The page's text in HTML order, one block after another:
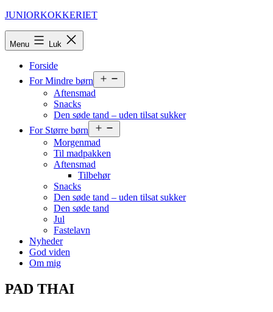
Fortsæt
JUNIORKOKKERIET
Menu Luk
Forside
For Mindre børn
menu
Aftensmad
Snacks
Den søde tand – uden tilsat sukker
For Større børn
menu
Morgenmad
Til madpakken
Aftensmad
Tilbehør
Snacks
Den søde tand – uden tilsat sukker
Den søde tand
Jul
Fastelavn
Nyheder
God viden
Om mig
PAD THAI